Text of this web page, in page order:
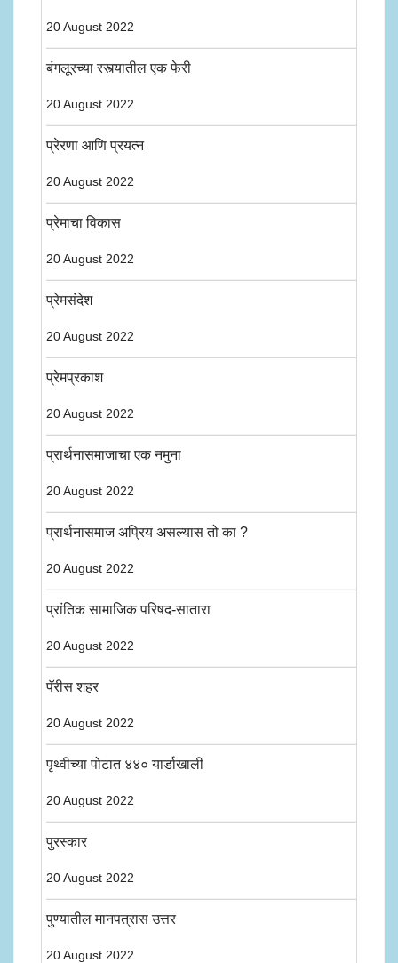
20 August 2022
बंगलूरच्या रस्त्यातील एक फेरी
20 August 2022
प्रेरणा आणि प्रयत्न
20 August 2022
प्रेमाचा विकास
20 August 2022
प्रेमसंदेश
20 August 2022
प्रेमप्रकाश
20 August 2022
प्रार्थनासमाजाचा एक नमुना
20 August 2022
प्रार्थनासमाज अप्रिय असल्यास तो का ?
20 August 2022
प्रांतिक सामाजिक परिषद-सातारा
20 August 2022
पॅरीस शहर
20 August 2022
पृथ्वीच्या पोटात ४४० यार्डाखाली
20 August 2022
पुरस्कार
20 August 2022
पुण्यातील मानपत्रास उत्तर
20 August 2022